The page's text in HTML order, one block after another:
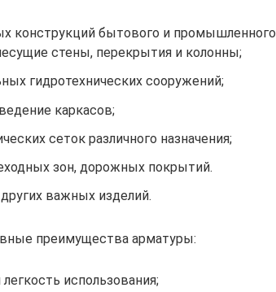
конструкций бытового и промышленного
стены, перекрытия и колонны;
гидротехнических сооружений;
каркасов;
сеток различного назначения;
зон, дорожных покрытий.
важных изделий.
преимущества арматуры:
использования;